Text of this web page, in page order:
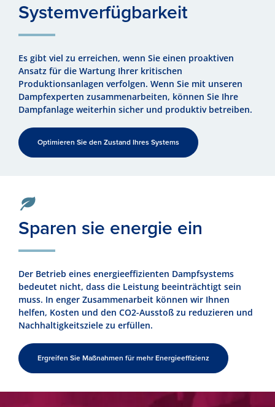
System­verfügbarkeit
Es gibt viel zu erreichen, wenn Sie einen proaktiven
Ansatz für die Wartung Ihrer kritischen
Produktionsanlagen verfolgen. Wenn Sie mit unseren
Dampfexperten zusammenarbeiten, können Sie Ihre
Dampfanlage weiterhin sicher und produktiv betreiben.
Optimieren Sie den Zustand Ihres Systems
Sparen sie energie ein
Der Betrieb eines energieeffizienten Dampfsystems
bedeutet nicht, dass die Leistung beeinträchtigt sein
muss. In enger Zusammenarbeit können wir Ihnen
helfen, Kosten und den CO2-Ausstoß zu reduzieren und
Nachhaltigkeitsziele zu erfüllen.
Ergreifen Sie Maßnahmen für mehr Energieeffizienz